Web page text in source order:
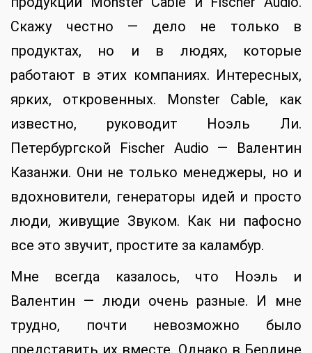
Скажу честно — дело не только в
продуктах, но и в людях, которые
работают в этих компаниях. Интересных,
ярких, откровенных. Monster Cable, как
известно, руководит Ноэль Ли.
Петербургской Fischer Audio — Валентин
Казанжи. Они не только менеджеры, но и
вдохновители, генераторы идей и просто
люди, живущие Звуком. Как ни пафосно
все это звучит, простите за каламбур.
Мне всегда казалось, что Ноэль и
Валентин — люди очень разные. И мне
трудно, почти невозможно было